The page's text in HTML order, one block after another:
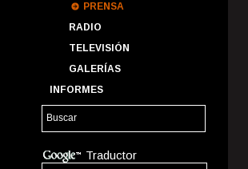
PRENSA
RADIO
TELEVISIÓN
GALERÍAS
INFORMES
Traductor